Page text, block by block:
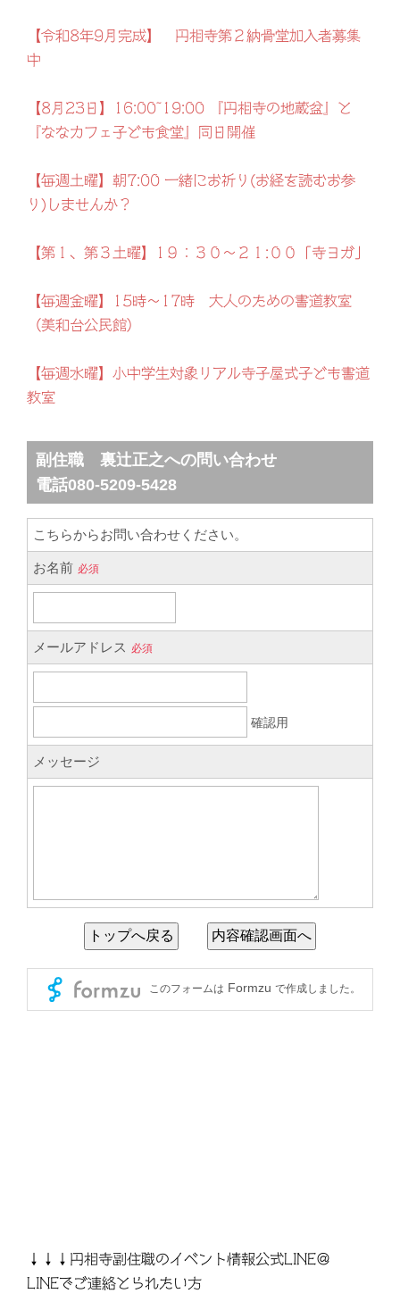
【令和8年9月完成】 円相寺第２納骨堂加入者募集
中
【8月23日】16:00~19:00 『円相寺の地蔵盆』と
『ななカフェ子ども食堂』同日開催
【毎週土曜】朝7:00 一緒にお祈り(お経を読むお参
り)しませんか？
【第１、第３土曜】1９：３０～２１:００「寺ヨガ」
【毎週金曜】15時～17時 大人のための書道教室
（美和台公民館）
【毎週水曜】小中学生対象リアル寺子屋式子ども書道
教室
↓↓↓円相寺副住職のイベント情報公式LINE＠
LINEでご連絡とられたい方